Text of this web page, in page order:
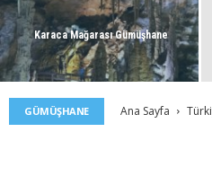
Karaca Mağarası Gümüşhane
GÜMÜŞHANE Ana Sayfa